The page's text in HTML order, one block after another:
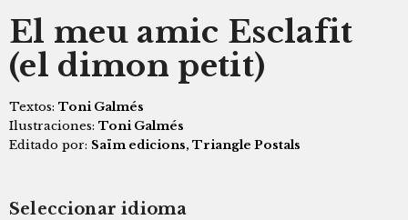
El meu amic Esclafit
(el dimon petit)
Textos: Toni Galmés
Ilustraciones: Toni Galmés
Editado por: Saïm edicions, Triangle Postals
Seleccionar idioma